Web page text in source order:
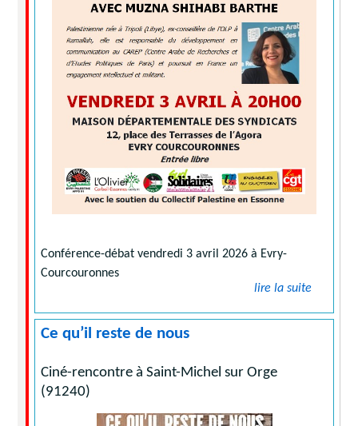
Conférence-débat vendredi 3 avril 2026 à Evry-
Courcouronnes
lire la suite
Ce qu’il reste de nous
Ciné-rencontre à Saint-Michel sur Orge
(91240)